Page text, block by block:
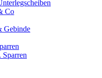
Co
Gebinde
Sparren